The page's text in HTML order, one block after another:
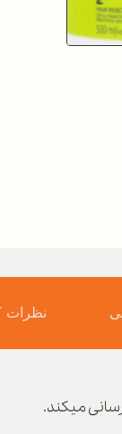
نظرات
میکند.